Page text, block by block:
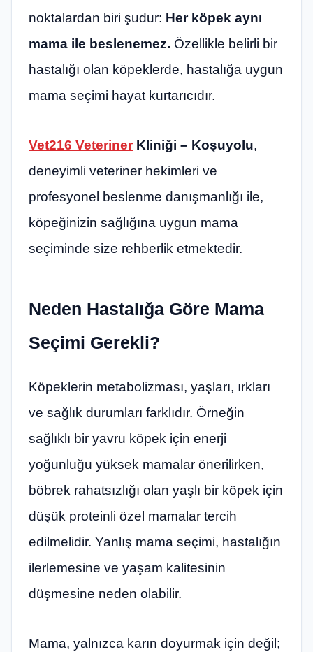
noktalardan biri şudur: Her köpek aynı
mama ile beslenemez. Özellikle belirli bir
hastalığı olan köpeklerde, hastalığa uygun
mama seçimi hayat kurtarıcıdır.
Vet216 VeterinerKliniği – Koşuyolu,
deneyimli veteriner hekimleri ve
profesyonel beslenme danışmanlığı ile,
köpeğinizin sağlığına uygun mama
seçiminde size rehberlik etmektedir.
Neden Hastalığa Göre Mama
Seçimi Gerekli?
Köpeklerin metabolizması, yaşları, ırkları
ve sağlık durumları farklıdır. Örneğin
sağlıklı bir yavru köpek için enerji
yoğunluğu yüksek mamalar önerilirken,
böbrek rahatsızlığı olan yaşlı bir köpek için
düşük proteinli özel mamalar tercih
edilmelidir. Yanlış mama seçimi, hastalığın
ilerlemesine ve yaşam kalitesinin
düşmesine neden olabilir.
Mama, yalnızca karın doyurmak için değil;